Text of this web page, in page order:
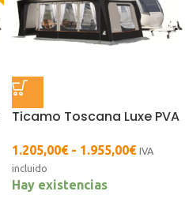
Ticamo Toscana Luxe PVA
1.205,00€ - 1.955,00€ IVA
incluido
Hay existencias